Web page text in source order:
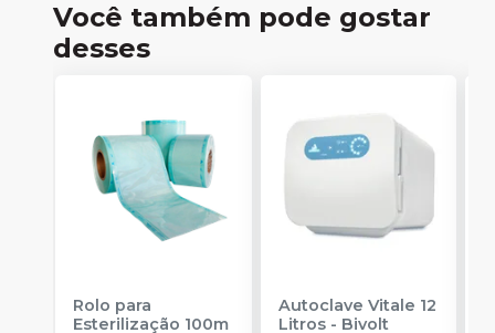
Você também pode gostar
desses
Rolo para
Esterilização 100m
Autoclave Vitale 12
Litros - Bivolt